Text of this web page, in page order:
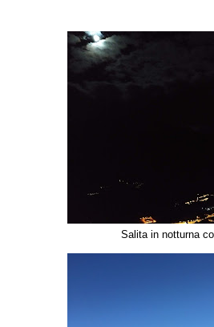
Salita in notturna